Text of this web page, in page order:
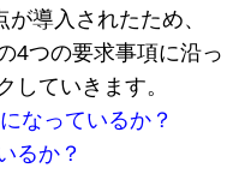
導入されたため、
4つの要求事項に沿っ
していきます。
なっているか？
るか？